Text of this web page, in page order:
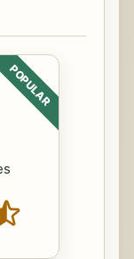
POPULAR